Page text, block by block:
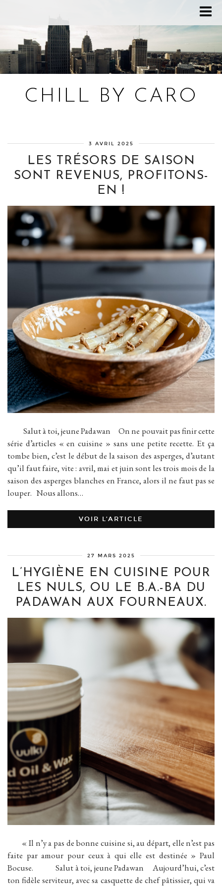
CHILL BY CARO
3 AVRIL 2025
LES TRÉSORS DE SAISON
SONT REVENUS, PROFITONS-
EN !
Salut à toi, jeune Padawan On ne pouvait pas finir cette
série d’articles « en cuisine » sans une petite recette. Et ça
tombe bien, c’est le début de la saison des asperges, d’autant
qu’il faut faire, vite : avril, mai et juin sont les trois mois de la
saison des asperges blanches en France, alors il ne faut pas se
louper. Nous allons…
VOIR L’ARTICLE
27 MARS 2025
L’HYGIÈNE EN CUISINE POUR
LES NULS, OU LE B.A.-BA DU
PADAWAN AUX FOURNEAUX.
« Il n’y a pas de bonne cuisine si, au départ, elle n’est pas
faite par amour pour ceux à qui elle est destinée » Paul
Bocuse. Salut à toi, jeune Padawan Aujourd’hui, c’est
ton fidèle serviteur, avec sa casquette de chef pâtissier, qui va